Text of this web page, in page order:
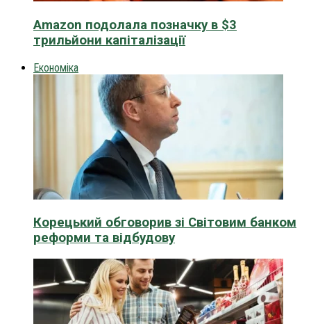
Amazon подолала позначку в $3
трильйони капіталізації
Економіка
Корецький обговорив зі Світовим банком
реформи та відбудову